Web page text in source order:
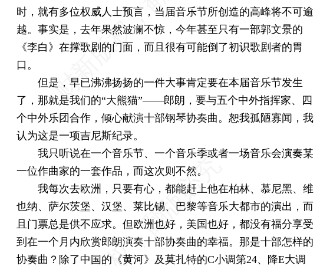
时，就有多位权威人士预言，当届音乐节所创造的高峰将不可逾
越。事实是，去年果然波澜不惊，今年甚至只有一部郭文景的
《李白》在撑歌剧的门面，而且很有可能倒了初识歌剧者的胃
口。
但是，早已沸沸扬扬的一件大事肯定要在本届音乐节发生
了，那就是我们的“大熊猫”——郎朗，要与五个中外指挥家、四
个中外乐团合作，倾心献演十部钢琴协奏曲。恕我孤陋寡闻，我
认为这是一项吉尼斯纪录。
我只听说在一个音乐节、一个音乐季或者一场音乐会演奏某
一位作曲家的一套作品，而这次则不然。
我每次去欧洲，只要有心，都能赶上他在柏林、慕尼黑、维
也纳、萨尔茨堡、汉堡、莱比锡、巴黎等音乐大都市的演出，而
且门票总是供不应求。但欧洲也好，美国也好，都没有福分享受
到在一个月内欣赏郎朗演奏十部协奏曲的幸福。那是十部怎样的
协奏曲？除了中国的《黄河》及莫扎特的C小调第24、降E大调